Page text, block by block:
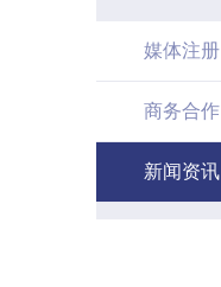
媒体注册
商务合作
新闻资讯